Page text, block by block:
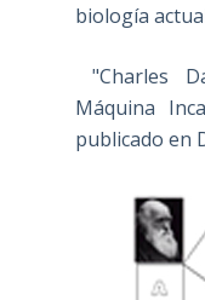
biología
"Charles
Máquina
publicado en